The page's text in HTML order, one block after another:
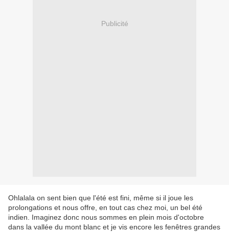
Publicité
Ohlalala on sent bien que l'été est fini, même si il joue les
prolongations et nous offre, en tout cas chez moi, un bel été
indien. Imaginez donc nous sommes en plein mois d'octobre
dans la vallée du mont blanc et je vis encore les fenêtres grandes